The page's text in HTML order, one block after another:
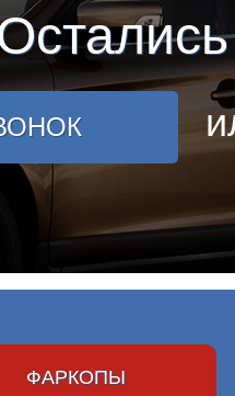
ФАРКОПЫ